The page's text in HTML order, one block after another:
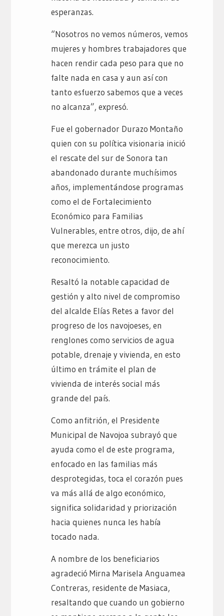
esperanzas.
“Nosotros no vemos números, vemos
mujeres y hombres trabajadores que
hacen rendir cada peso para que no
falte nada en casa y aun así con
tanto esfuerzo sabemos que a veces
no alcanza”, expresó.
Fue el gobernador Durazo Montaño
quien con su política visionaria inició
el rescate del sur de Sonora tan
abandonado durante muchísimos
años, implementándose programas
como el de Fortalecimiento
Económico para Familias
Vulnerables, entre otros, dijo, de ahí
que merezca un justo
reconocimiento.
Resaltó la notable capacidad de
gestión y alto nivel de compromiso
del alcalde Elías Retes a favor del
progreso de los navojoeses, en
renglones como servicios de agua
potable, drenaje y vivienda, en esto
último en trámite el plan de
vivienda de interés social más
grande del país.
Como anfitrión, el Presidente
Municipal de Navojoa subrayó que
ayuda como el de este programa,
enfocado en las familias más
desprotegidas, toca el corazón pues
va más allá de algo económico,
significa solidaridad y priorización
hacia quienes nunca les había
tocado nada.
A nombre de los beneficiarios
agradeció Mirna Marisela Anguamea
Contreras, residente de Masiaca,
resaltando que cuando un gobierno